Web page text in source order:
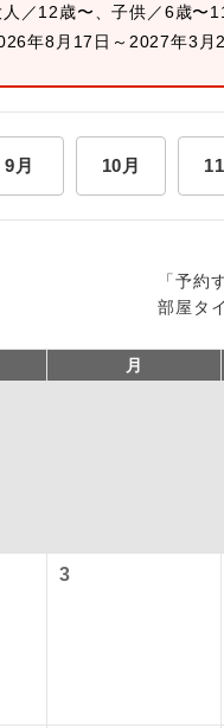
人／12歳〜、子供／6歳〜
年8月17日～2027年3月
9月 10月
「予約
部屋タ
月
3